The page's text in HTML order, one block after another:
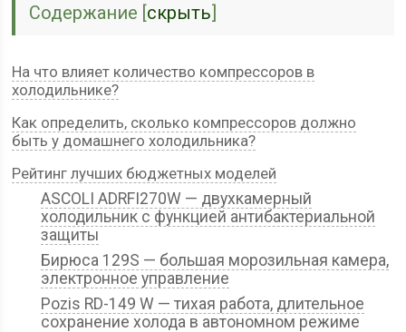
Содержание [скрыть]
На что влияет количество компрессоров в
холодильнике?
Как определить, сколько компрессоров должно
быть у домашнего холодильника?
Рейтинг лучших бюджетных моделей
ASCOLI ADRFI270W — двухкамерный
холодильник с функцией антибактериальной
защиты
Бирюса 129S — большая морозильная камера,
электронное управление
Pozis RD-149 W — тихая работа, длительное
сохранение холода в автономном режиме